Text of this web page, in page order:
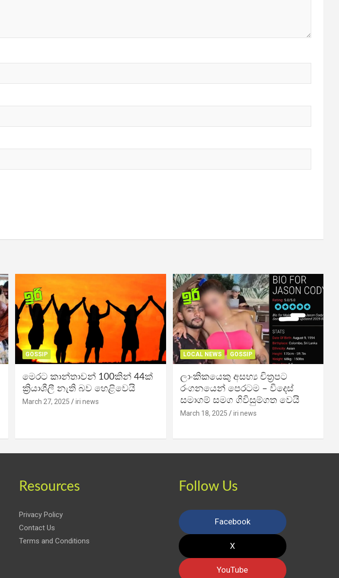
GOSSIP
මෙරට කාන්තාවන් 100කින් 44ක්
ක්‍රියාශීලී නැති බව හෙළිවෙයි
March 27, 2025 iri news
LOCAL NEWS GOSSIP
ලාංකිකයෙකු අසභ්‍ය චිත්‍රපට
රංගනයෙන් පෙරටම – විදෙස්
සමාගම් සමග ගිවිසුම්ගත වෙයි
March 18, 2025 iri news
Resources
Privacy Policy
Contact Us
Terms and Conditions
Follow Us
Facebook
X
YouTube